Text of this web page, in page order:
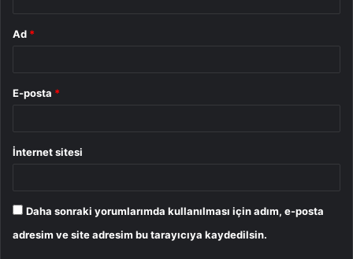
Ad *
E-posta *
İnternet sitesi
Daha sonraki yorumlarımda kullanılması için adım, e-posta
adresim ve site adresim bu tarayıcıya kaydedilsin.